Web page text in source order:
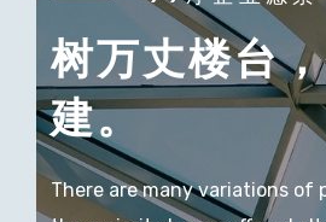
INNOVATE